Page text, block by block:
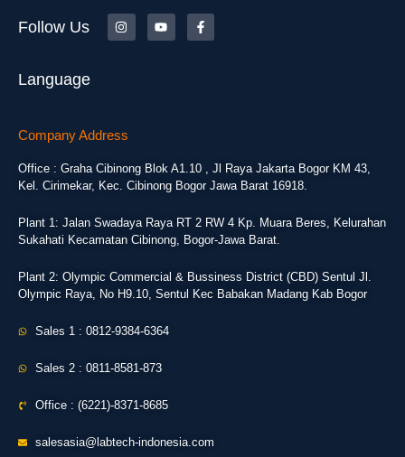
Follow Us
Language
Company Address
Office : Graha Cibinong Blok A1.10 , Jl Raya Jakarta Bogor KM 43,
Kel. Cirimekar, Kec. Cibinong Bogor Jawa Barat 16918.
Plant 1: Jalan Swadaya Raya RT 2 RW 4 Kp. Muara Beres, Kelurahan
Sukahati Kecamatan Cibinong, Bogor-Jawa Barat.
Plant 2: Olympic Commercial & Bussiness District (CBD) Sentul Jl.
Olympic Raya, No H9.10, Sentul Kec Babakan Madang Kab Bogor
Sales 1 : 0812-9384-6364
Sales 2 : 0811-8581-873
Office : (6221)-8371-8685
salesasia@labtech-indonesia.com